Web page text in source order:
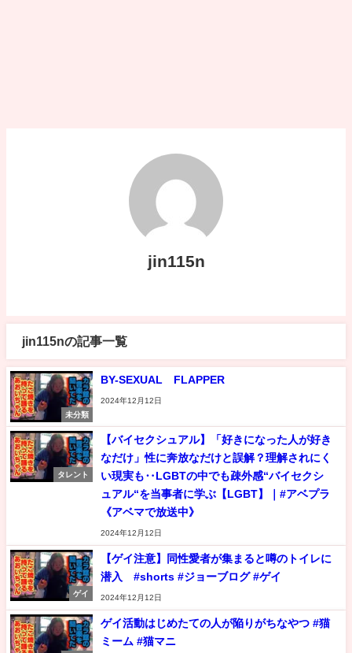
jin115n
jin115nの記事一覧
未分類
BY-SEXUAL FLAPPER
2024年12月12日
タレント
【バイセクシュアル】「好きになった人が好き
なだけ」性に奔放なだけと誤解？理解されにく
い現実も‥LGBTの中でも疎外感“バイセクシ
ュアル“を当事者に学ぶ【LGBT】｜#アベプラ
《アベマで放送中》
2024年12月12日
ゲイ
【ゲイ注意】同性愛者が集まると噂のトイレに
潜入 #shorts #ジョーブログ #ゲイ
2024年12月12日
ゲイ活動はじめたての人が陥りがちなやつ #猫
ミーム #猫マニ